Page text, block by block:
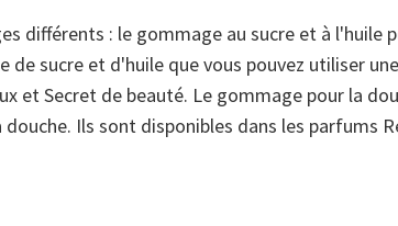
différents : le gommage au sucre et à l'huile
sucre et d'huile que vous pouvez utiliser
et Secret de beauté. Le gommage pour la
Ils sont disponibles dans les parfums